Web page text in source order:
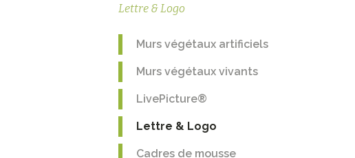
Lettre & Logo
Murs végétaux artificiels
Murs végétaux vivants
LivePicture®
Lettre & Logo
Cadres de mousse